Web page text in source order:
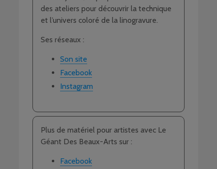
des ateliers pour découvrir la technique
et l’univers coloré de la linogravure.
Ses réseaux :
Son site
Facebook
Instagram
Plus de matériel pour artistes avec Le
Géant Des Beaux-Arts sur :
Facebook